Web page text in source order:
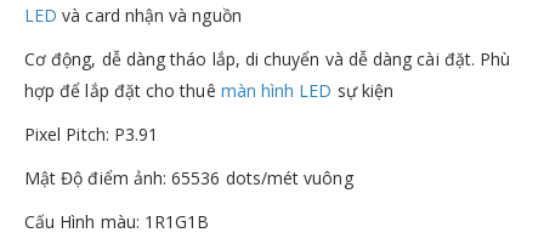
LED và card nhận và nguồn
Cơ động, dễ dàng tháo lắp, di chuyển và dễ dàng cài đặt. Phù
hợp để lắp đặt cho thuê màn hình LED sự kiện
Pixel Pitch: P3.91
Mật Độ điểm ảnh: 65536 dots/mét vuông
Cấu Hình màu: 1R1G1B